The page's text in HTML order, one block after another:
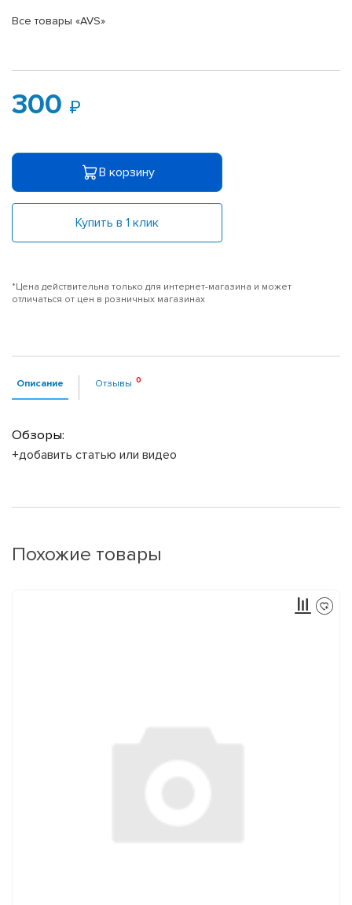
Все товары «AVS»
300
В корзину
Купить в 1 клик
*Цена действительна только для интернет-магазина и может
отличаться от цен в розничных магазинах
Описание Отзывы
Обзоры:
+добавить статью или видео
Похожие товары